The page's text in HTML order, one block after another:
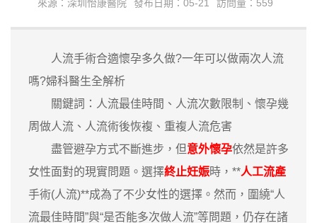
來源：深圳怡康醫院 發布日期：05-21 訪問量：559
人流手術合適懷孕多久做?一年可以做兩次人流
嗎?婦科醫生全解析
關鍵詞：人流最佳時間、人流次數限制、懷孕幾
周做人流、人流術後恢複、重複人流危害
盡管避孕方式不斷進步，但意外懷孕依然是許多
女性面對的現實問題。選擇終止妊娠時，**人工流產
手術(人流)**成為了不少女性的選擇。然而，圍繞“人
流最佳時間”與“是否能多次做人流”等問題，仍存在諸